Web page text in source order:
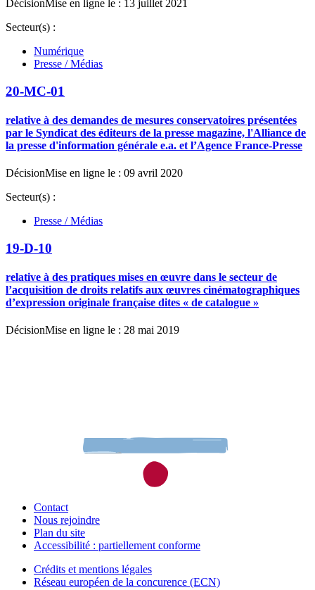
DécisionMise en ligne le : 13 juillet 2021
Secteur(s) :
Numérique
Presse / Médias
20-MC-01
relative à des demandes de mesures conservatoires présentées
par le Syndicat des éditeurs de la presse magazine, l'Alliance de
la presse d'information générale e.a. et l’Agence France-Presse
DécisionMise en ligne le : 09 avril 2020
Secteur(s) :
Presse / Médias
19-D-10
relative à des pratiques mises en œuvre dans le secteur de
l’acquisition de droits relatifs aux œuvres cinématographiques
d’expression originale française dites « de catalogue »
DécisionMise en ligne le : 28 mai 2019
Contact
Nous rejoindre
Plan du site
Accessibilité : partiellement conforme
Crédits et mentions légales
Réseau européen de la concurence (ECN)